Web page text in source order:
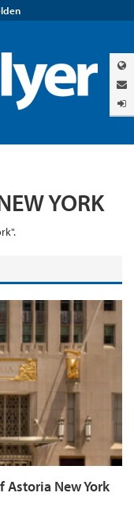
YORK
Astoria New York